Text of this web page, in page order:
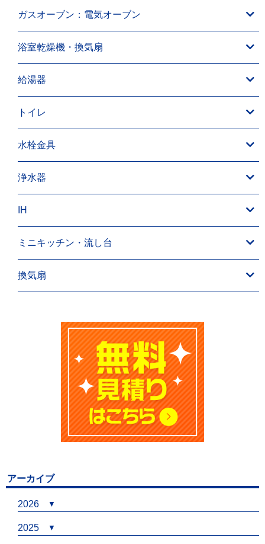
ガスオーブン：電気オーブン
浴室乾燥機・換気扇
給湯器
トイレ
水栓金具
浄水器
IH
ミニキッチン・流し台
換気扇
アーカイブ
2026
2025